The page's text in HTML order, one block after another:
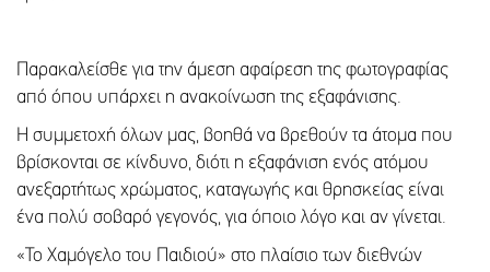
Παρακαλείσθε για την άμεση αφαίρεση της φωτογραφίας
από όπου υπάρχει η ανακοίνωση της εξαφάνισης.
Η συμμετοχή όλων μας, βοηθά να βρεθούν τα άτομα που
βρίσκονται σε κίνδυνο, διότι η εξαφάνιση ενός ατόμου
ανεξαρτήτως χρώματος, καταγωγής και θρησκείας είναι
ένα πολύ σοβαρό γεγονός, για όποιο λόγο και αν γίνεται.
«Το Χαμόγελο του Παιδιού» στο πλαίσιο των διεθνών